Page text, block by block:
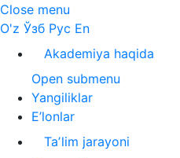
Close menu
O'z Ўзб Рус En
Akademiya haqida
Open submenu
Yangiliklar
E’lonlar
Taʼlim jarayoni